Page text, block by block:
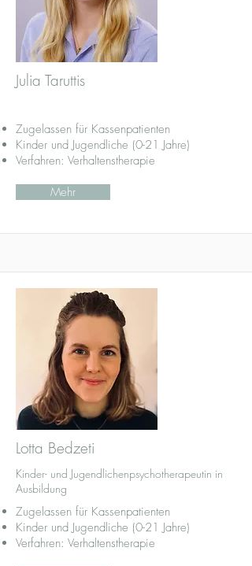
Julia Taruttis
Zugelassen für Kassenpatienten
Kinder und Jugendliche (0-21 Jahre)
Verfahren: Verhaltenstherapie
Mehr
Lotta Bedzeti
Kinder- und Jugendlichenpsychotherapeutin in
Ausbildung
Zugelassen für Kassenpatienten
Kinder und Jugendliche (0-21 Jahre)
Verfahren: Verhaltenstherapie